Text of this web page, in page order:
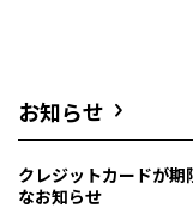
お知らせ
クレジットカードが
なお知らせ